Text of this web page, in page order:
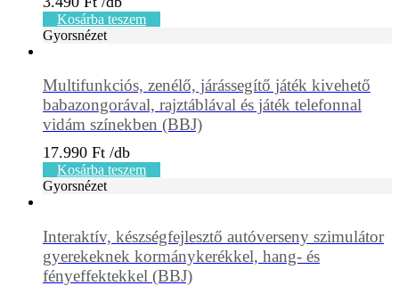
Kosárba teszem
Gyorsnézet
Multifunkciós, zenélő, járássegítő játék kivehető
babazongorával, rajztáblával és játék telefonnal
vidám színekben (BBJ)
17.990 Ft
Kosárba teszem
Gyorsnézet
Interaktív, készségfejlesztő autóverseny szimulátor
gyerekeknek kormánykerékkel, hang- és
fényeffektekkel (BBJ)